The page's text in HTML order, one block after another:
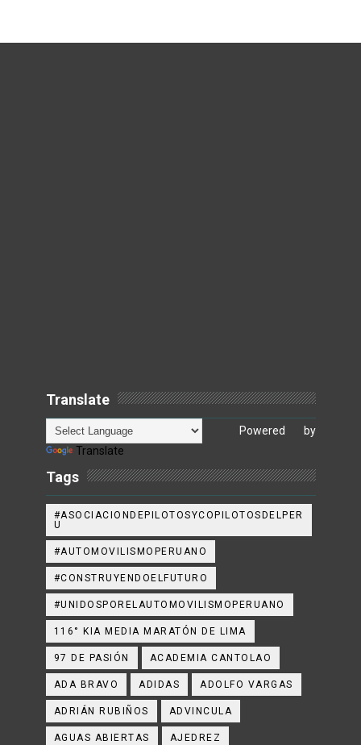
Translate
Powered by
Translate
Tags
#ASOCIACIONDEPILOTOSYCOPILOTOSDELPER
U
#AUTOMOVILISMOPERUANO
#CONSTRUYENDOELFUTURO
#UNIDOSPORELAUTOMOVILISMOPERUANO
116° KIA MEDIA MARATÓN DE LIMA
97 DE PASIÓN ACADEMIA CANTOLAO
ADA BRAVO ADIDAS ADOLFO VARGAS
ADRIÁN RUBIÑOS ADVINCULA
AGUAS ABIERTAS AJEDREZ